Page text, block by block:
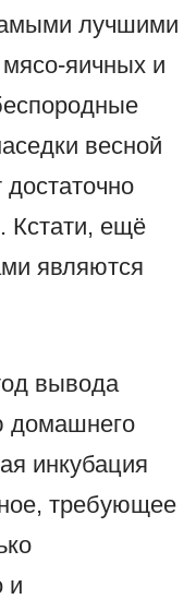
лучшими
яичных и
весной
Кстати, ещё
являются
вывода
инкубация
требующее
и